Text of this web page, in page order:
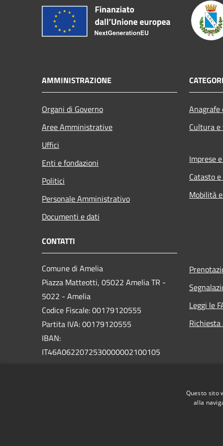
AMMINISTRAZIONE
Organi di Governo
Aree Amministrative
Uffici
Enti e fondazioni
Politici
Personale Amministrativo
Documenti e dati
Cultura
Imprese
Catasto
Mobilità
CONTATTI
Comune di Amelia
Piazza Matteotti, 05022 Amelia TR -
5022 - Amelia
Codice Fiscale: 00179120555
Partita IVA: 00179120555
IBAN:
IT46A0622072530000002100105
Leggi le
Questo sito
alla